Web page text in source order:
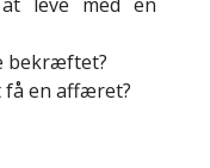
bekræftet?
få en affæret?